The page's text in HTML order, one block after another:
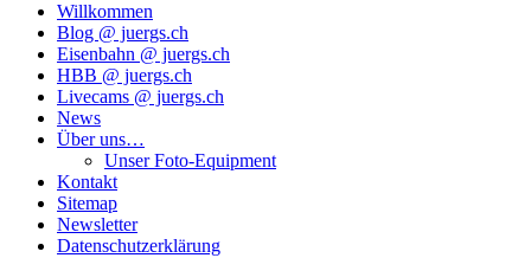
Willkommen
Blog @ juergs.ch
Eisenbahn @ juergs.ch
HBB @ juergs.ch
Livecams @ juergs.ch
News
Über uns…
Unser Foto-Equipment
Kontakt
Sitemap
Newsletter
Datenschutzerklärung